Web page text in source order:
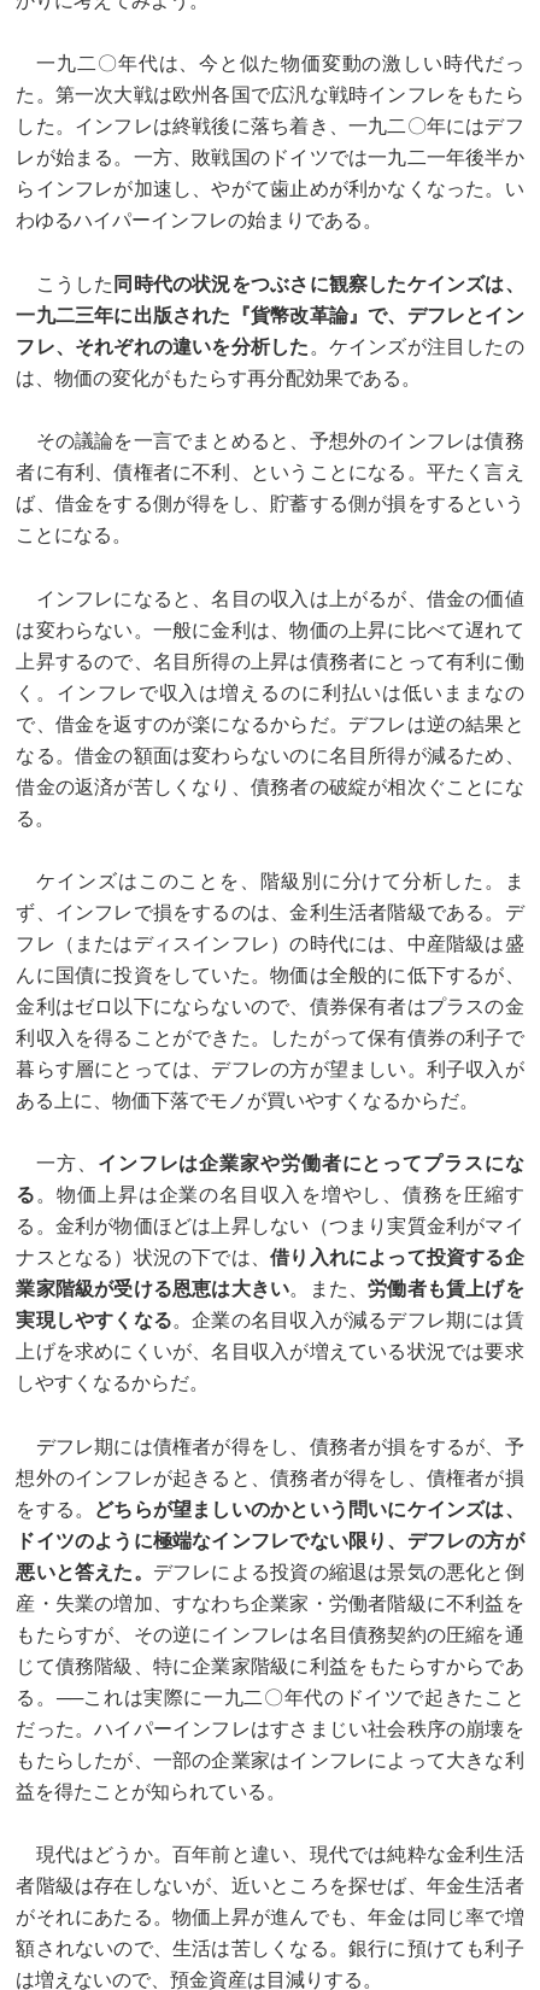
一九二〇年代は、今と似た物価変動の激しい時代だっ
た。第一次大戦は欧州各国で広汎な戦時インフレをもたら
した。インフレは終戦後に落ち着き、一九二〇年にはデフ
レが始まる。一方、敗戦国のドイツでは一九二一年後半か
らインフレが加速し、やがて歯止めが利かなくなった。い
わゆるハイパーインフレの始まりである。
こうした 同時代の状況をつぶさに観察したケインズは、
一九二三年に出版された『貨幣改革論』で、デフレとイン
フレ、それぞれの違いを分析した 。ケインズが注目したの
は、物価の変化がもたらす再分配効果である。
その議論を一言でまとめると、予想外のインフレは債務
者に有利、債権者に不利、ということになる。平たく言え
ば、借金をする側が得をし、貯蓄する側が損をするという
ことになる。
インフレになると、名目の収入は上がるが、借金の価値
は変わらない。一般に金利は、物価の上昇に比べて遅れて
上昇するので、名目所得の上昇は債務者にとって有利に働
く。インフレで収入は増えるのに利払いは低いままなの
で、借金を返すのが楽になるからだ。デフレは逆の結果と
なる。借金の額面は変わらないのに名目所得が減るため、
借金の返済が苦しくなり、債務者の破綻が相次ぐことにな
る。
ケインズはこのことを、階級別に分けて分析した。ま
ず、インフレで損をするのは、金利生活者階級である。デ
フレ（またはディスインフレ）の時代には、中産階級は盛
んに国債に投資をしていた。物価は全般的に低下するが、
金利はゼロ以下にならないので、債券保有者はプラスの金
利収入を得ることができた。したがって保有債券の利子で
暮らす層にとっては、デフレの方が望ましい。利子収入が
ある上に、物価下落でモノが買いやすくなるからだ。
一方、 インフレは企業家や労働者にとってプラスにな
る 。物価上昇は企業の名目収入を増やし、債務を圧縮す
る。金利が物価ほどは上昇しない（つまり実質金利がマイ
ナスとなる）状況の下では、借り入れによって投資する企
業家階級が受ける恩恵は大きい。また、労働者も賃上げを
実現しやすくなる。企業の名目収入が減るデフレ期には賃
上げを求めにくいが、名目収入が増えている状況では要求
しやすくなるからだ。
デフレ期には債権者が得をし、債務者が損をするが、予
想外のインフレが起きると、債務者が得をし、債権者が損
をする。
どちらが望ましいのかという問いにケインズは、
ドイツのように極端なインフレでない限り、デフレの方が
悪いと答えた。 デフレによる投資の縮退は景気の悪化と倒
産・失業の増加、すなわち企業家・労働者階級に不利益を
もたらすが、その逆にインフレは名目債務契約の圧縮を通
じて債務階級、特に企業家階級に利益をもたらすからであ
る。──これは実際に一九二〇年代のドイツで起きたこと
だった。ハイパーインフレはすさまじい社会秩序の崩壊を
もたらしたが、一部の企業家はインフレによって大きな利
益を得たことが知られている。
現代はどうか。百年前と違い、現代では純粋な金利生活
者階級は存在しないが、近いところを探せば、年金生活者
がそれにあたる。物価上昇が進んでも、年金は同じ率で増
額されないので、生活は苦しくなる。銀行に預けても利子
は増えないので、預金資産は目減りする。